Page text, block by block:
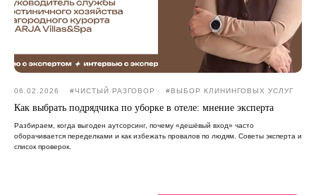
06.02.2026 #ЧИСТЫЙ РАЗГОВОР #ВЫБОР КЛИНИНГОВЫХ УСЛУГ
Как выбрать подрядчика по уборке в отеле: мнение эксперта
Разбираем, когда выгоден аутсорсинг, почему «дешёвый вход» часто
оборачивается переделками и как избежать провалов по людям. Советы эксперта и
список проверок.